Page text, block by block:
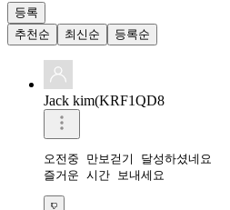
등록
추천순
최신순 등록순
Jack kim(KRF1QD8
오전중 만보걷기 달성하셨네요
즐거운 시간 보내세요